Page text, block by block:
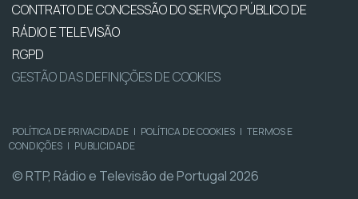
CONTRATO DE CONCESSÃO DO SERVIÇO PÚBLICO DE
RÁDIO E TELEVISÃO
RGPD
GESTÃO DAS DEFINIÇÕES DE COOKIES
POLÍTICA DE PRIVACIDADE | POLÍTICA DE COOKIES | TERMOS E
CONDIÇÕES | PUBLICIDADE
© RTP, Rádio e Televisão de Portugal 2026